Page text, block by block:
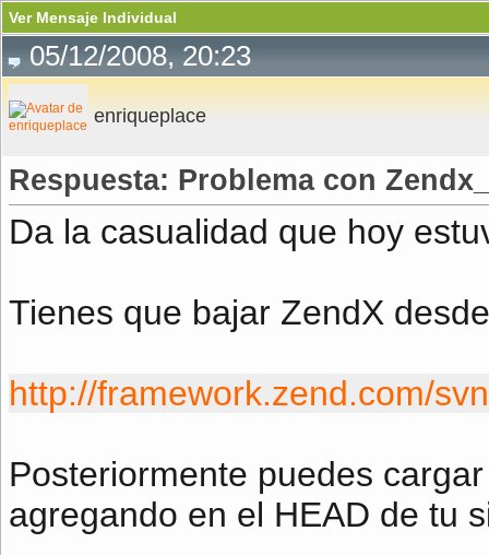
Ver Mensaje Individual
05/12/2008, 20:23
enriqueplace
Respuesta: Problema con
Da la casualidad que hoy
Tienes que bajar ZendX
http://framework.zend.com/
Posteriormente puedes
agregando en el HEAD de tu